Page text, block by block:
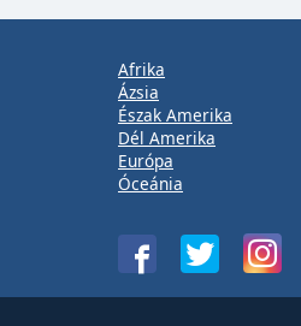
Afrika
Ázsia
Észak Amerika
Dél Amerika
Európa
Óceánia